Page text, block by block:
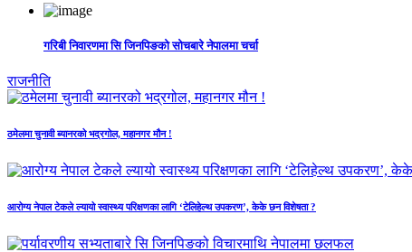
गरिबी निवारणमा सि जिनपिङको सोचबारे नेपालमा चर्चा
राजनीति
ठमेलमा चुनावी ब्यानरको भद्रगोल, महानगर मौन !
आरोग्य नेपाल टेकले ल्यायो स्वास्थ्य परिक्षणका लागि ‘टेलिहेल्थ उपकरण’, केके छन विशेषता ?